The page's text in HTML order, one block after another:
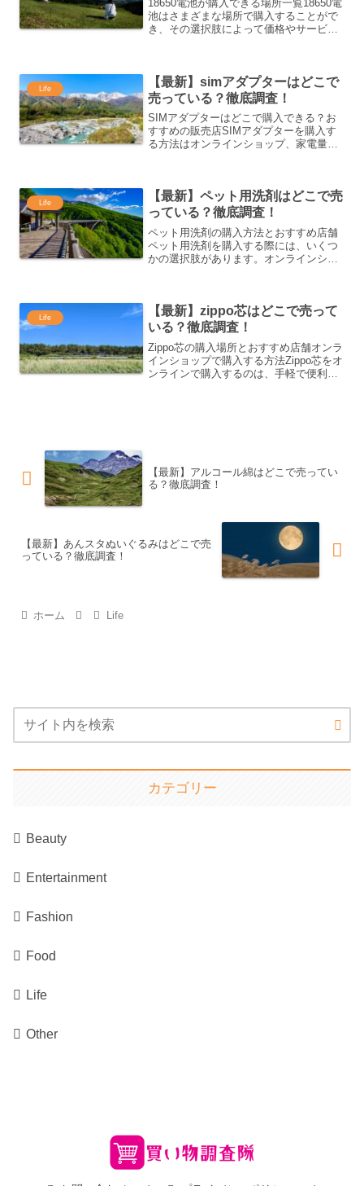
18650電池が購入できる場所一覧18650電
池はさまざまな場所で購入することがで
き、その選択肢によって価格やサービス
ショップで購入...
Life
【最新】simアダプターはどこで
売っている？徹底調査！
SIMアダプターはどこで購入できる？お
すすめの販売店SIMアダプターを購入す
る方法はオンラインショップ、家電量販
違いがありますので、...
Life
【最新】ペット用洗剤はどこで売
っている？徹底調査！
ペット用洗剤の購入方法とおすすめ店舗
ペット用洗剤を購入する際には、いくつ
かの選択肢があります。オンラインショ
紹介します。オンラインシ...
Life
【最新】zippo芯はどこで売って
いる？徹底調査！
Zippo芯の購入場所とおすすめ店舗オンラ
インショップで購入する方法Zippo芯をオ
ンラインで購入するのは、手軽で便利な
【最新】アルコール綿はどこで売ってい
る？徹底調査！
【最新】あんスタぬいぐるみはどこで売
っている？徹底調査！
ホーム Life
カテゴリー
Beauty
Entertainment
Fashion
Food
Life
Other